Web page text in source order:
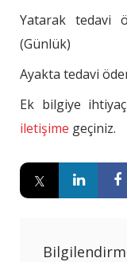
Yatarak tedavi
(Günlük)
Ayakta tedavi
Ek bilgiye
iletişime geçiniz.